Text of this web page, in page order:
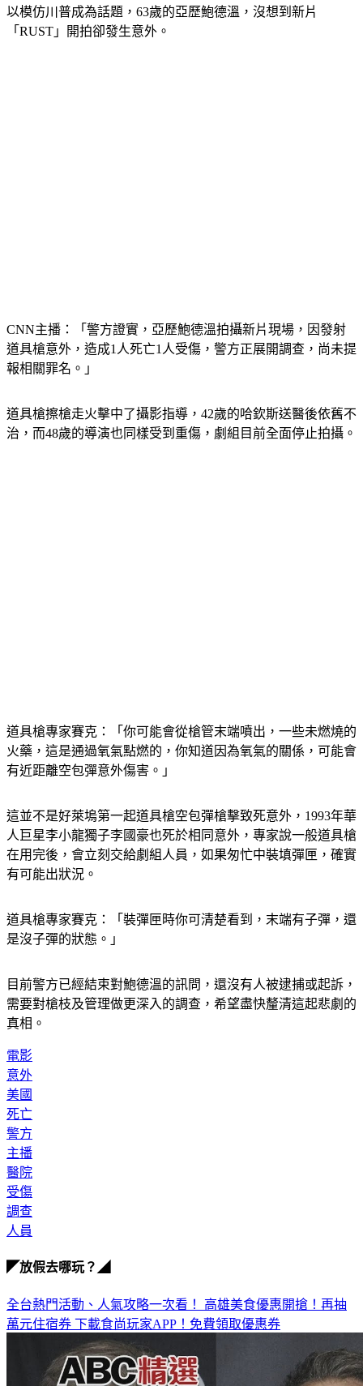
以模仿川普成為話題，63歲的亞歷鮑德溫，沒想到新片
「RUST」開拍卻發生意外。
CNN主播：「警方證實，亞歷鮑德溫拍攝新片現場，因發射
道具槍意外，造成1人死亡1人受傷，警方正展開調查，尚未提
報相關罪名。」
道具槍擦槍走火擊中了攝影指導，42歲的哈欽斯送醫後依舊不
治，而48歲的導演也同樣受到重傷，劇組目前全面停止拍攝。
道具槍專家賽克：「你可能會從槍管末端噴出，一些未燃燒的
火藥，這是通過氧氣點燃的，你知道因為氧氣的關係，可能會
有近距離空包彈意外傷害。」
這並不是好萊塢第一起道具槍空包彈槍擊致死意外，1993年華
人巨星李小龍獨子李國豪也死於相同意外，專家說一般道具槍
在用完後，會立刻交給劇組人員，如果匆忙中裝填彈匣，確實
有可能出狀況。
道具槍專家賽克：「裝彈匣時你可清楚看到，末端有子彈，還
是沒子彈的狀態。」
目前警方已經結束對鮑德溫的訊問，還沒有人被逮捕或起訴，
需要對槍枝及管理做更深入的調查，希望盡快釐清這起悲劇的
真相。
電影
意外
美國
死亡
警方
主播
醫院
受傷
調查
人員
◤放假去哪玩？◢
全台熱門活動、人氣攻略一次看！ 高雄美食優惠開搶！再抽
萬元住宿券 下載食尚玩家APP！免費領取優惠券